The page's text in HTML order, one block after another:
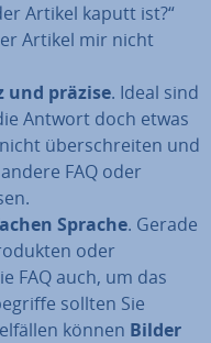
Artikel kaputt ist?“
Artikel mir nicht
und präzise. Ideal sind
Antwort doch etwas
über­schrei­ten und
FAQ oder
Sprache. Gerade
oder
FAQ auch, um das
sollten Sie
können Bilder